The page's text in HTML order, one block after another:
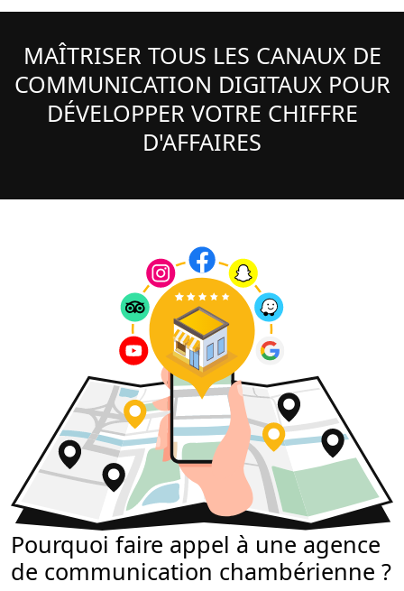
MAÎTRISER TOUS LES CANAUX DE
COMMUNICATION DIGITAUX POUR
DÉVELOPPER VOTRE CHIFFRE
D'AFFAIRES
Pourquoi faire appel à une agence
de communication chambérienne ?